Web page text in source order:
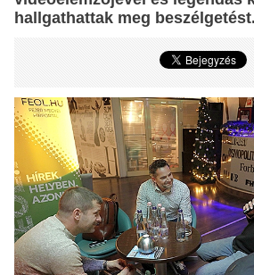
hallgathattak meg beszélgetést.